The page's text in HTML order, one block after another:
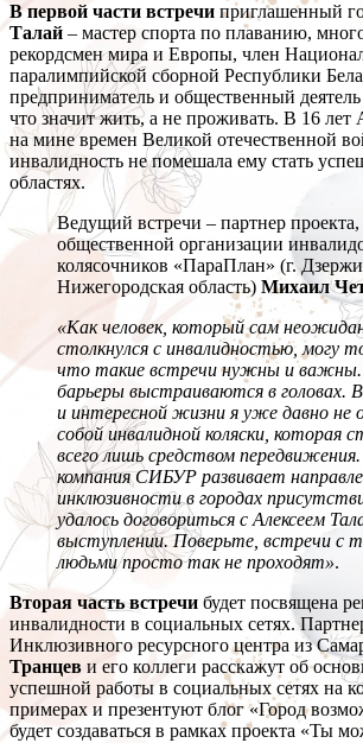
В первой части встречи приглашенный
Талай – мастер спорта по плаванию,
рекордсмен мира и Европы, член
паралимпийской сборной Республики
предприниматель и общественный
что значит жить, а не проживать. В 16 лет
на мине времен Великой отечественной
инвалидность не помешала ему стать
областях.
Ведущий встречи – партнер проекта,
общественной организации
колясочников «ПараПлан» (г.
Нижегородская область) Михаил
«Как человек, который сам
столкнулся с инвалидностью, могу
что такие встречи нужны и
барьеры выстраиваются в головах.
и интересной жизни я уже давно
собой инвалидной коляски, которая
всего лишь средством
компания СИБУР развивает
инклюзивности в городах
удалось договориться с Алексеем
выступлении. Поверьте, встречи с
людьми просто так не проходят».
Вторая часть встречи будет посвящена
инвалидности в социальных сетях.
Инклюзивного ресурсного центра из
Транцев и его коллеги расскажут об
успешной работы в социальных сетях на
примерах и презентуют блог «Город
будет создаваться в рамках проекта «Ты